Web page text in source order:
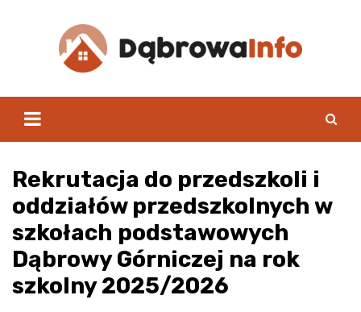
Rekrutacja do przedszkoli i
oddziałów przedszkolnych w
szkołach podstawowych
Dąbrowy Górniczej na rok
szkolny 2025/2026